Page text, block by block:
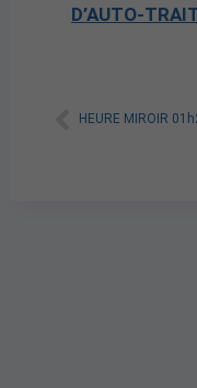
D’AUTO-